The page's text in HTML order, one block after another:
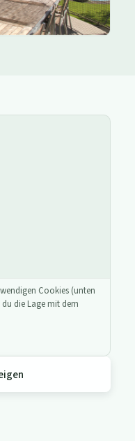
Cookies (unten
die Lage mit dem